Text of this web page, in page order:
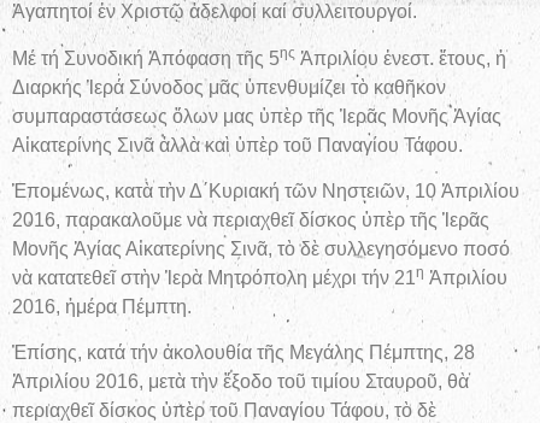
Ἀγαπητοί ἐν Χριστῷ ἀδελφοί καί συλλειτουργοί.
Μέ τή Συνοδική Ἀπόφαση τῆς 5ης Ἀπριλίου ἐνεστ. ἔτους, ἡ
Διαρκής Ἱερά Σύνοδος μᾶς ὑπενθυμίζει τὸ καθῆκον
συμπαραστάσεως ὅλων μας ὑπὲρ τῆς Ἱερᾶς Μονῆς Ἁγίας
Αἰκατερίνης Σινᾶ ἀλλὰ καὶ ὑπὲρ τοῦ Παναγίου Τάφου.
Ἑπομένως, κατὰ τὴν Δ΄Κυριακή τῶν Νηστειῶν, 10 Ἀπριλίου
2016, παρακαλοῦμε νὰ περιαχθεῖ δίσκος ὑπὲρ τῆς Ἱερᾶς
Μονῆς Ἁγίας Αἰκατερίνης Σινᾶ, τὸ δὲ συλλεγησόμενο ποσό
νὰ κατατεθεῖ στὴν Ἱερὰ Μητρόπολη μέχρι τήν 21η Ἀπριλίου
2016, ἡμέρα Πέμπτη.
Ἐπίσης, κατά τήν ἀκολουθία τῆς Μεγάλης Πέμπτης, 28
Ἀπριλίου 2016, μετὰ τὴν ἔξοδο τοῦ τιμίου Σταυροῦ, θὰ
περιαχθεῖ δίσκος ὑπὲρ τοῦ Παναγίου Τάφου, τὸ δὲ